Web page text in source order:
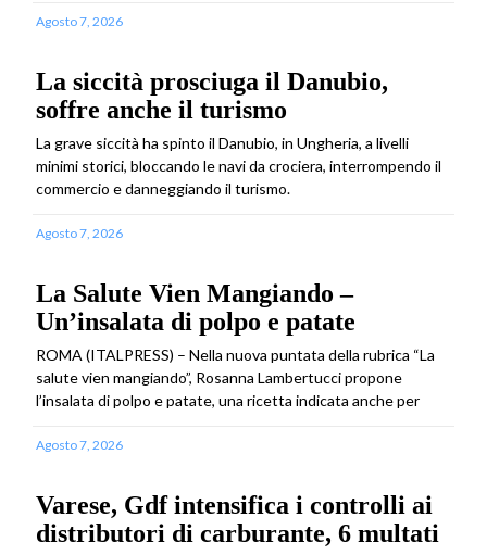
Agosto 7, 2026
La siccità prosciuga il Danubio,
soffre anche il turismo
La grave siccità ha spinto il Danubio, in Ungheria, a livelli
minimi storici, bloccando le navi da crociera, interrompendo il
commercio e danneggiando il turismo.
Agosto 7, 2026
La Salute Vien Mangiando –
Un’insalata di polpo e patate
ROMA (ITALPRESS) – Nella nuova puntata della rubrica “La
salute vien mangiando”, Rosanna Lambertucci propone
l’insalata di polpo e patate, una ricetta indicata anche per
Agosto 7, 2026
Varese, Gdf intensifica i controlli ai
distributori di carburante, 6 multati